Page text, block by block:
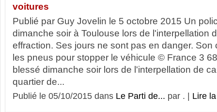
voitures
Publié par Guy Jovelin le 5 octobre 2015 Un
dimanche soir à Toulouse lors de l'interpellation
effraction. Ses jours ne sont pas en danger. Son
les pneus pour stopper le véhicule © France 3
blessé dimanche soir lors de l'interpellation de
quartier de...
Publié le 05/10/2015 dans Le Parti de... par . | Lire